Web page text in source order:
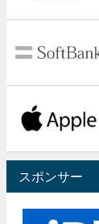
スポンサー